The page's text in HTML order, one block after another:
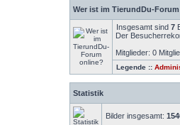
Wer ist im TierundDu-
Insgesamt sind 7
Der
Mitglieder: 0
Legende ::
Statistik
Bilder insgesamt: